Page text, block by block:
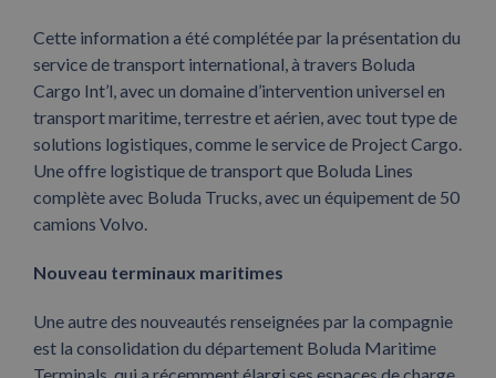
Cette information a été complétée par la présentation du
service de transport international, à travers Boluda
Cargo Int’l, avec un domaine d’intervention universel en
transport maritime, terrestre et aérien, avec tout type de
solutions logistiques, comme le service de Project Cargo.
Une offre logistique de transport que Boluda Lines
complète avec Boluda Trucks, avec un équipement de 50
camions Volvo.
Nouveau terminaux maritimes
Une autre des nouveautés renseignées par la compagnie
est la consolidation du département Boluda Maritime